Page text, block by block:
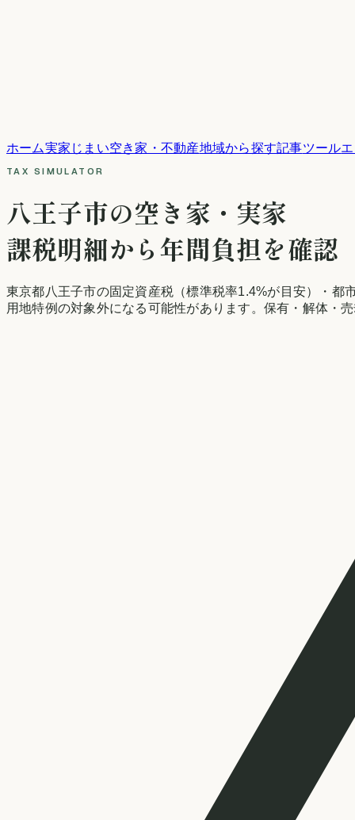
ホーム実家じまい空き家・不動産地域から探す記事ツール
TAX SIMULATOR
八王子市の空き家・実家
課税明細から年間負担を確認
東京都八王子市の固定資産税 （標準税率1.4%が目安）
・都
用地特例の対象外になる可能性があります。保有・解体・